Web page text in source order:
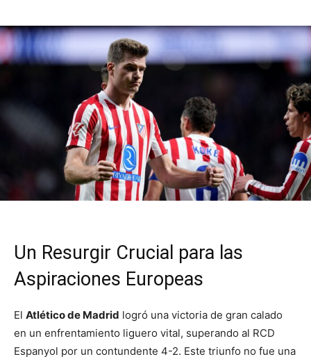
Un Resurgir Crucial para las
Aspiraciones Europeas
El Atlético de Madrid logró una victoria de gran calado
en un enfrentamiento liguero vital, superando al RCD
Espanyol por un contundente 4-2. Este triunfo no fue una